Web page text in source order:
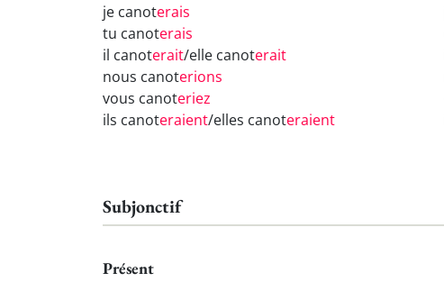
je canoterais
tu canoterais
il canoterait/elle canoterait
nous canoterions
vous canoteriez
ils canoteraient/elles canoteraient
Subjonctif
Présent